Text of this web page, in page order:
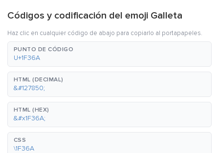
Códigos y codificación del emoji Galleta
Haz clic en cualquier código de abajo para copiarlo al portapapeles.
PUNTO DE CÓDIGO
U+1F36A
HTML (DECIMAL)
&#127850;
HTML (HEX)
&#x1F36A;
CSS
\1F36A